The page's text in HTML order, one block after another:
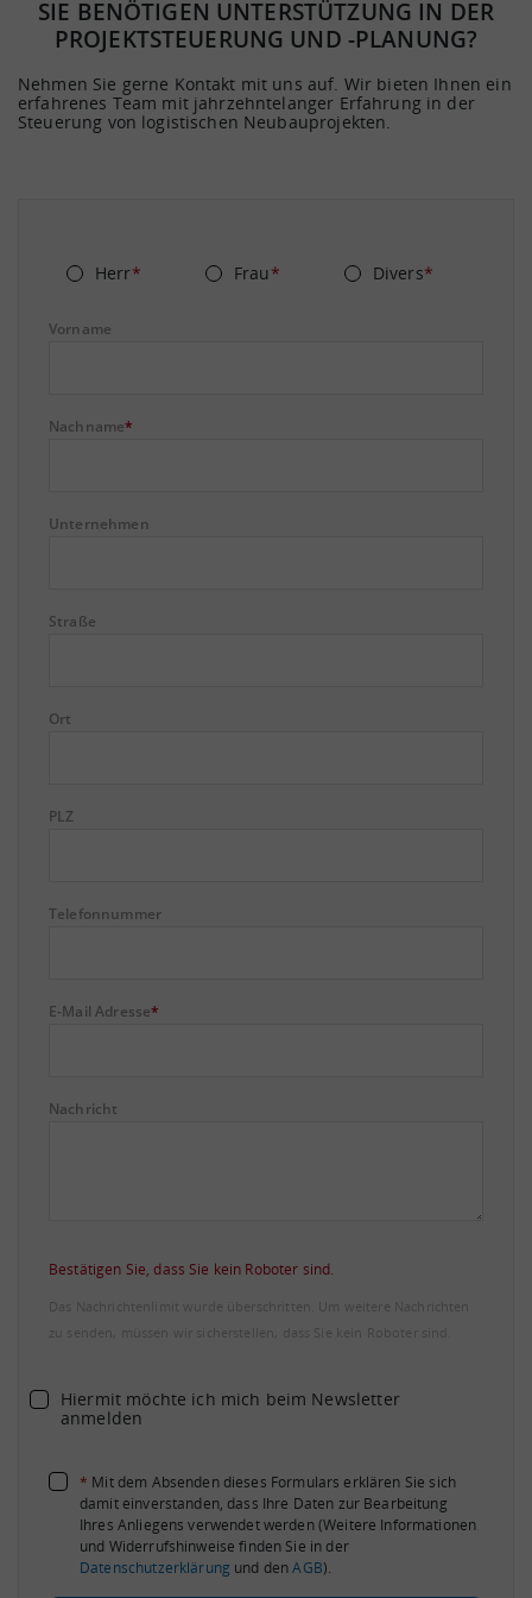
SIE BENÖTIGEN UNTERSTÜTZUNG IN DER
PROJEKTSTEUERUNG UND -PLANUNG?
Nehmen Sie gerne Kontakt mit uns auf. Wir bieten Ihnen ein
erfahrenes Team mit jahrzehntelanger Erfahrung in der
Steuerung von logistischen Neubauprojekten.
Herr* Frau* Divers*
Vorname
Nachname*
Unternehmen
Straße
Ort
PLZ
Telefonnummer
E-Mail Adresse*
Nachricht
Bestätigen Sie, dass Sie kein Roboter sind.
Das Nachrichtenlimit wurde überschritten. Um weitere Nachrichten
zu senden, müssen wir sicherstellen, dass Sie kein Roboter sind.
Hiermit möchte ich mich beim Newsletter
anmelden
* Mit dem Absenden dieses Formulars erklären Sie sich
damit einverstanden, dass Ihre Daten zur Bearbeitung
Ihres Anliegens verwendet werden (Weitere Informationen
und Widerrufshinweise finden Sie in der
Datenschutzerklärung und denAGB).